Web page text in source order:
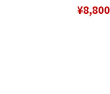
¥8,800